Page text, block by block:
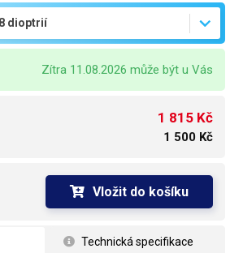
Zítra 11.08.2026 může být u Vás
1 815 Kč
1 500 Kč
Vložit do košíku
Technická specifikace